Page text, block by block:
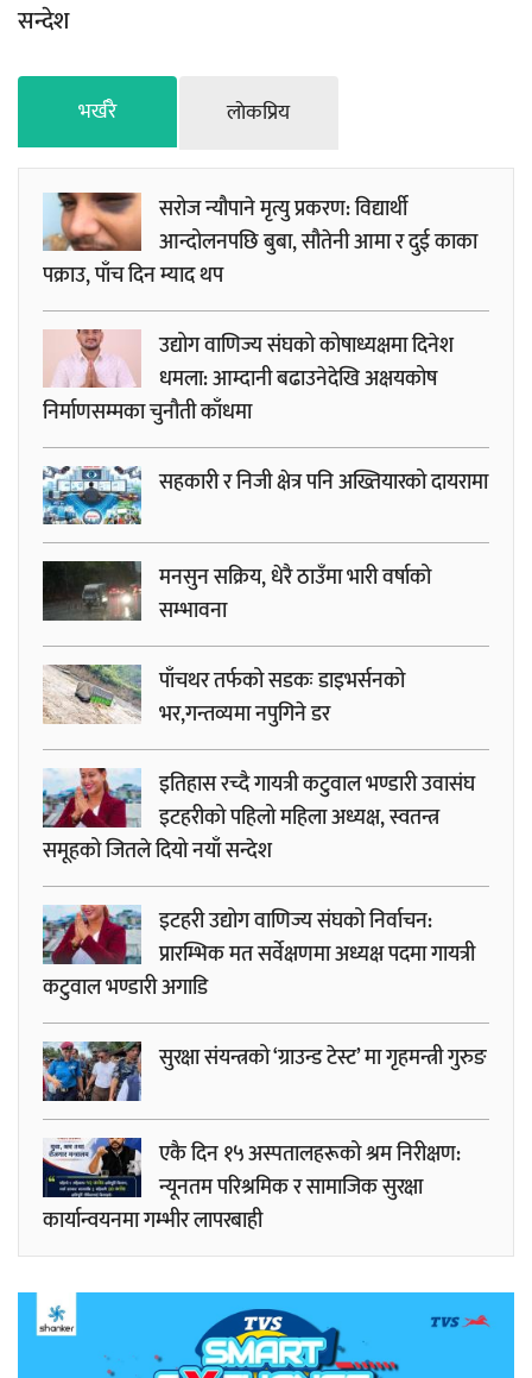
सन्देश
भर्खरै लाेकप्रिय
सरोज न्यौपाने मृत्यु प्रकरण: विद्यार्थी
आन्दोलनपछि बुबा, सौतेनी आमा र दुई काका
पक्राउ, पाँच दिन म्याद थप
उद्योग वाणिज्य संघको कोषाध्यक्षमा दिनेश
धमला: आम्दानी बढाउनेदेखि अक्षयकोष
निर्माणसम्मका चुनौती काँधमा
सहकारी र निजी क्षेत्र पनि अख्तियारको दायरामा
मनसुन सक्रिय, धेरै ठाउँमा भारी वर्षाको
सम्भावना
पाँचथर तर्फको सडकः डाइभर्सनको
भर,गन्तव्यमा नपुगिने डर
इतिहास रच्दै गायत्री कटुवाल भण्डारी उवासंघ
इटहरीको पहिलो महिला अध्यक्ष, स्वतन्त्र
समूहको जितले दियो नयाँ सन्देश
इटहरी उद्योग वाणिज्य संघको निर्वाचन:
प्रारम्भिक मत सर्वेक्षणमा अध्यक्ष पदमा गायत्री
कटुवाल भण्डारी अगाडि
सुरक्षा संयन्त्रको ‘ग्राउन्ड टेस्ट’ मा गृहमन्त्री गुरुङ
एकै दिन १५ अस्पतालहरूको श्रम निरीक्षण:
न्यूनतम परिश्रमिक र सामाजिक सुरक्षा
कार्यान्वयनमा गम्भीर लापरबाही